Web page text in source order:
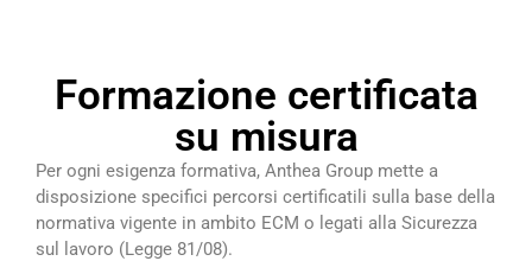
Formazione certificata
su misura
Per ogni esigenza formativa, Anthea Group mette a
disposizione specifici percorsi certificatili sulla base della
normativa vigente in ambito ECM o legati alla Sicurezza
sul lavoro (Legge 81/08).